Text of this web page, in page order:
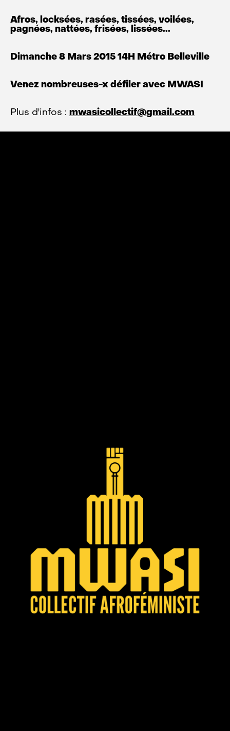
Afros, locksées, rasées, tissées, voilées,
pagnées, nattées, frisées, lissées...
Dimanche 8 Mars 2015 14H Métro Belleville
Venez nombreuses-x défiler avec MWASI
Plus d'infos : mwasicollectif@gmail.com